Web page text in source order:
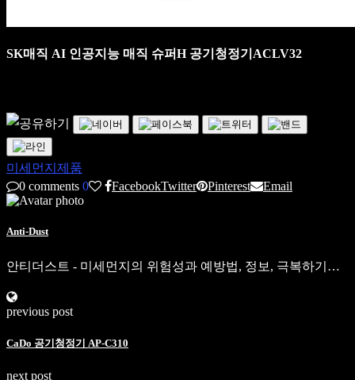
SK매직 AI 인공지능 매직 슈퍼H 공기청정기ACLV32
미세먼지제품
0 comments 0 FacebookTwitter Pinterest Email
Anti-Dust
안티더스트 - 미세먼지의 위험성과 예방법, 정보, 극복하기…
previous post
CaDo 공기청정기 AP-C310
next post